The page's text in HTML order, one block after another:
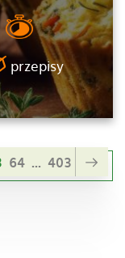
przepisy
64 ... 403